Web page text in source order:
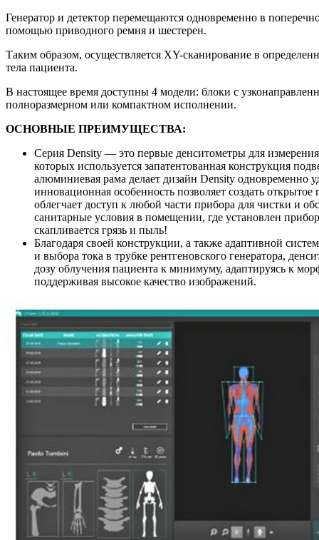
Генератор и детектор перемещаются одновременно в
помощью приводного ремня и шестерен.
Таким образом, осуществляется XY-сканирование в
тела пациента.
В настоящее время доступны 4 модели: блоки с
полноразмерном или компактном исполнении.
ОСНОВНЫЕ ПРЕИМУЩЕСТВА:
Серия Density — это первые денситометры для
которых используется запатентованная конструкция
алюминиевая рама делает дизайн Density одновременно
инновационная особенность позволяет создать открытое
облегчает доступ к любой части прибора для чистки и
санитарные условия в помещении, где установлен
скапливается грязь и пыль!
Благодаря своей конструкции, а также адаптивной
и выбора тока в трубке рентгеновского генератора,
дозу облучения пациента к минимуму, адаптируясь к
поддерживая высокое качество изображений.